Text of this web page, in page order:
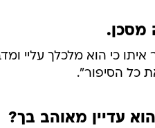
מסכן.
כי הוא מלכלך עליי
כל הסיפור".
עדיין מאוהב בך?